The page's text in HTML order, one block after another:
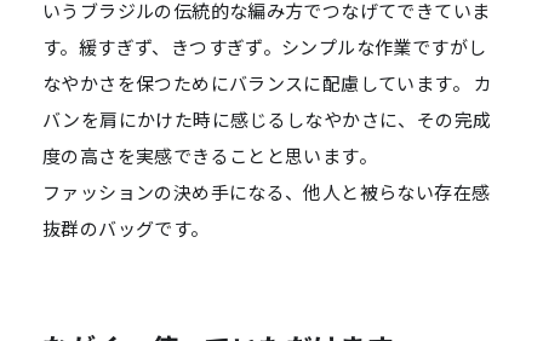
いうブラジルの伝統的な編み方でつなげてできていま
す。緩すぎず、きつすぎず。シンプルな作業ですがし
なやかさを保つためにバランスに配慮しています。 カ
バンを肩にかけた時に感じるしなやかさに、その完成
度の高さを実感できることと思います。
ファッションの決め手になる、他人と被らない存在感
抜群のバッグです。